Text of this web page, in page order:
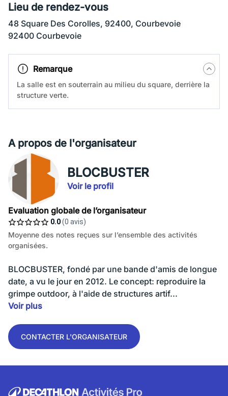
Lieu de rendez-vous
48 Square Des Corolles, 92400, Courbevoie
92400 Courbevoie
Remarque
La salle est en souterrain au milieu du square, derrière la
structure verte.
A propos de l'organisateur
BLOCBUSTER
Voir le profil
Evaluation globale de l’organisateur
0.0(0 avis)
Moyenne des notes reçues sur l’ensemble des activités
organisées.
BLOCBUSTER, fondé par une bande d'amis de longue
date, a vu le jour en 2012. Le concept: reproduire la
grimpe outdoor, à l'aide de structures artif...
Voir plus
CONTACTER L'ORGANISATEUR